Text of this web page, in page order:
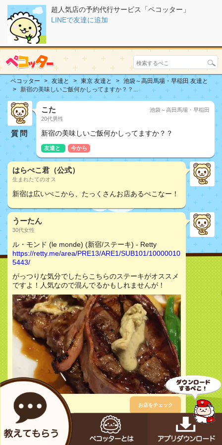
超人気店の予約代行サービス「ペコッター」
LINEで友達に追加
ペコッター 友達と 東京 友達と
池袋～高田馬場・早稲田 友達と
新宿の美味しいご飯何かしってますか？？...
質問
こた
20代男性
池袋～高田馬場・早稲田
新宿の美味しいご飯何かしってますか？？
友達と 今から
はらぺこ君（公式）
生まれたてのオス
新宿は広いぺこから、たっくさんお店あるぺこなー！
うーたん
30代女性
ル・モンド (le monde) (新宿/ステーキ) - Retty
https://retty.me/area/PRE13/ARE1/SUB101/10000010
5443/
がっつりな気分でしたらこちらのステーキがオススメ
ですよ！人気なので混んでるかもしれませんが！
お店をチェック
ゆず